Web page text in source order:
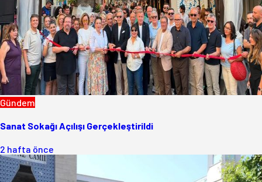
Gündem
Sanat Sokağı Açılışı Gerçekleştirildi
2 hafta önce